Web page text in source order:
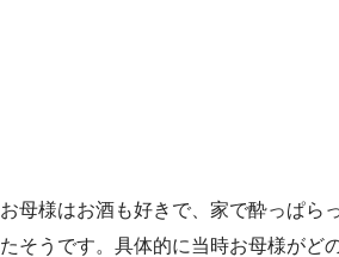
お母様はお酒も好きで、家で酔っぱら
たそうです。具体的に当時お母様がど